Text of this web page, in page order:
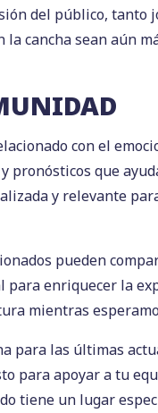
del público,
la cancha sean aún
con el
pronósticos que
y relevante
pueden
enriquecer la
mientras
para las últimas
para apoyar a tu
tiene un lugar